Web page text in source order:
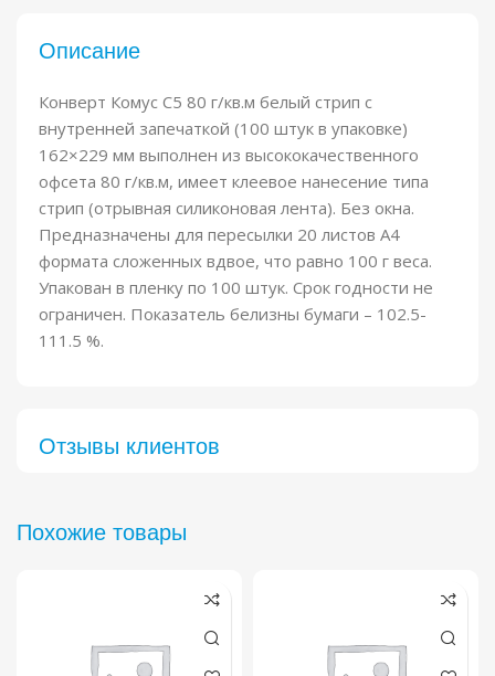
Описание
Конверт Комус С5 80 г/кв.м белый стрип с
внутренней запечаткой (100 штук в упаковке)
162×229 мм выполнен из высококачественного
офсета 80 г/кв.м, имеет клеевое нанесение типа
стрип (отрывная силиконовая лента). Без окна.
Предназначены для пересылки 20 листов А4
формата сложенных вдвое, что равно 100 г веса.
Упакован в пленку по 100 штук. Срок годности не
ограничен. Показатель белизны бумаги – 102.5-
111.5 %.
Отзывы клиентов​
Похожие товары